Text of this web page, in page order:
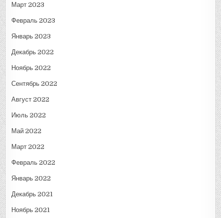
Март 2023
Февраль 2023
Январь 2023
Декабрь 2022
Ноябрь 2022
Сентябрь 2022
Август 2022
Июль 2022
Май 2022
Март 2022
Февраль 2022
Январь 2022
Декабрь 2021
Ноябрь 2021